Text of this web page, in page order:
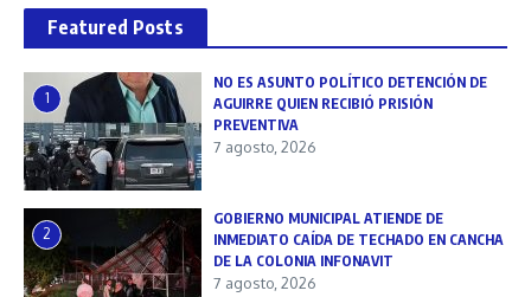
Featured Posts
1
NO ES ASUNTO POLÍTICO DETENCIÓN DE
AGUIRRE QUIEN RECIBIÓ PRISIÓN
PREVENTIVA
7 agosto, 2026
2
GOBIERNO MUNICIPAL ATIENDE DE
INMEDIATO CAÍDA DE TECHADO EN CANCHA
DE LA COLONIA INFONAVIT
7 agosto, 2026